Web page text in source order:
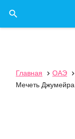

Главная  ОАЭ 
Мечеть Джумейра